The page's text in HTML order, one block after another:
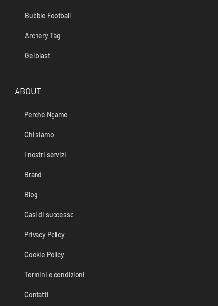
Bubble Football
Archery Tag
Gel blast
ABOUT
Perchè Ngame
Chi siamo
I nostri servizi
Brand
Blog
Casi di successo
Privacy Policy
Cookie Policy
Termini e condizioni
Contatti